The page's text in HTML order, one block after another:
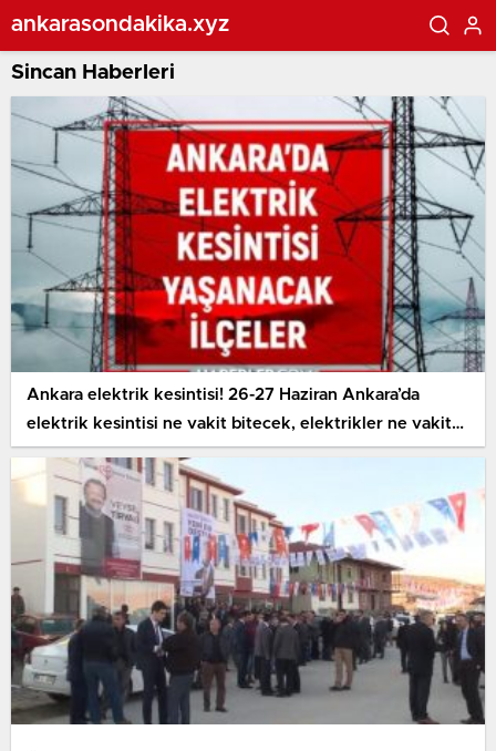
ankarasondakika.xyz
Sincan Haberleri
Ankara elektrik kesintisi! 26-27 Haziran Ankara’da
elektrik kesintisi ne vakit bitecek, elektrikler ne vakit
gelecek?